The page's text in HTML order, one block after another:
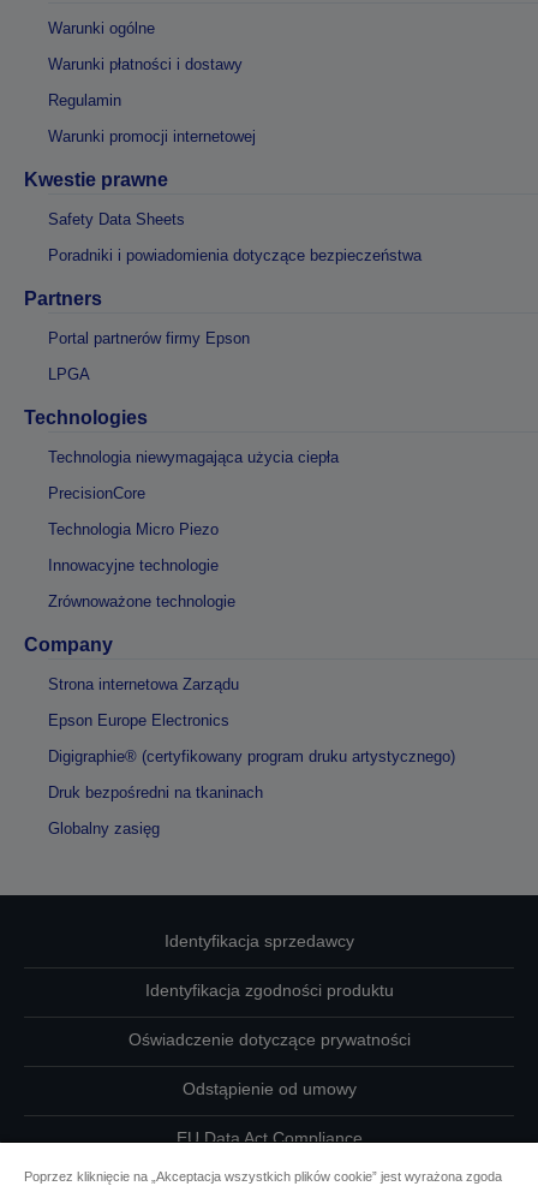
Warunki ogólne
Warunki płatności i dostawy
Regulamin
Warunki promocji internetowej
Kwestie prawne
Safety Data Sheets
Poradniki i powiadomienia dotyczące bezpieczeństwa
Partners
Portal partnerów firmy Epson
LPGA
Technologies
Technologia niewymagająca użycia ciepła
PrecisionCore
Technologia Micro Piezo
Innowacyjne technologie
Zrównoważone technologie
Company
Strona internetowa Zarządu
Epson Europe Electronics
Digigraphie® (certyfikowany program druku artystycznego)
Druk bezpośredni na tkaninach
Globalny zasięg
Identyfikacja sprzedawcy
Identyfikacja zgodności produktu
Oświadczenie dotyczące prywatności
Odstąpienie od umowy
EU Data Act Compliance
Poprzez kliknięcie na „Akceptacja wszystkich plików cookie” jest wyrażona zgoda